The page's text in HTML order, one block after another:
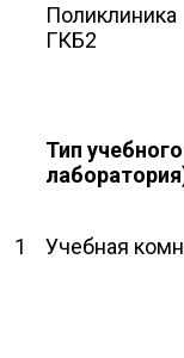
Поликлиника
ГКБ2
Тип
1 Учебная